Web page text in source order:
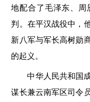
地配合了毛泽东、周
判。在平汉战役中，
新八军与军长高树勋
的起义。
中华人民共和国
谋长兼云南军区司令